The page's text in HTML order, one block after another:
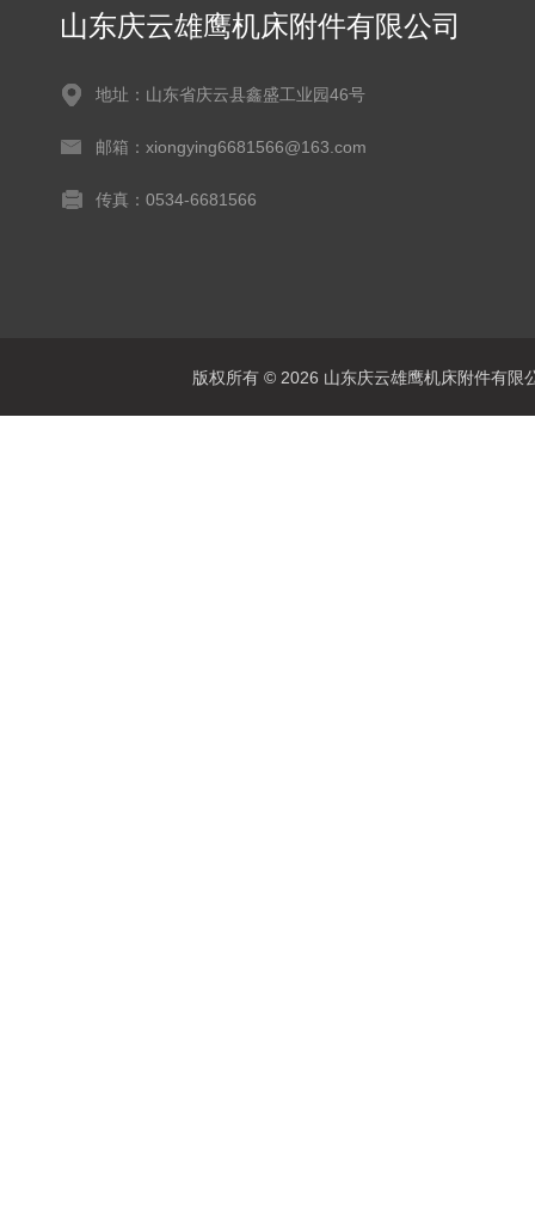
山东庆云雄鹰机床附件有限公司
地址：山东省庆云县鑫盛工业园46号
邮箱：xiongying6681566@163.com
传真：0534-6681566
版权所有 © 2026 山东庆云雄鹰机床附件有